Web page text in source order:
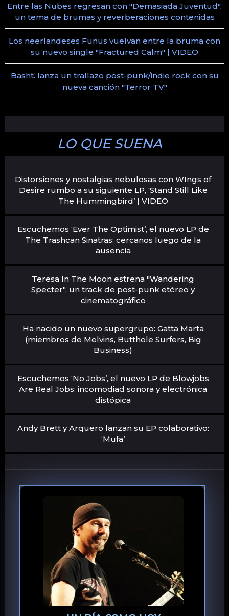
Entre las Nubes regresan con "Demasiada Juventud",
un tema de brumas y reverberaciones contenidas
Los neerlandeses Funus vuelvan entre la bruma con
su nuevo single "Fractured Calm" | VIDEO
Basht. lanza un trallazo post-punk/indie rock con su
nueva canción "Terror TV"
LO QUE SUENA
Distorsiones y nostalgias nebulosas con WIngs of
Desire rumbo a su siguiente LP, ‘Stand Still Like
The Hummingbird’ | VIDEO
Escuchemos ‘Ever The Optimist’, el nuevo LP de
The Trashcan Sinatras: cercanos luego de la
ausencia
Teresa In The Moon estrena "Wandering
Specter", un track de post-punk etéreo y
cinematográfico
Ha nacido un nuevo supergrupo: Gatta Marta
(miembros de Melvins, Butthole Surfers, Big
Business)
Escuchemos ‘No Jobs’, el nuevo LP de Blowjobs
Are Real Jobs: incomodiad sonora y electrónica
distópica
Andy Brett y Arquero lanzan su EP colaborativo:
‘Mufa’